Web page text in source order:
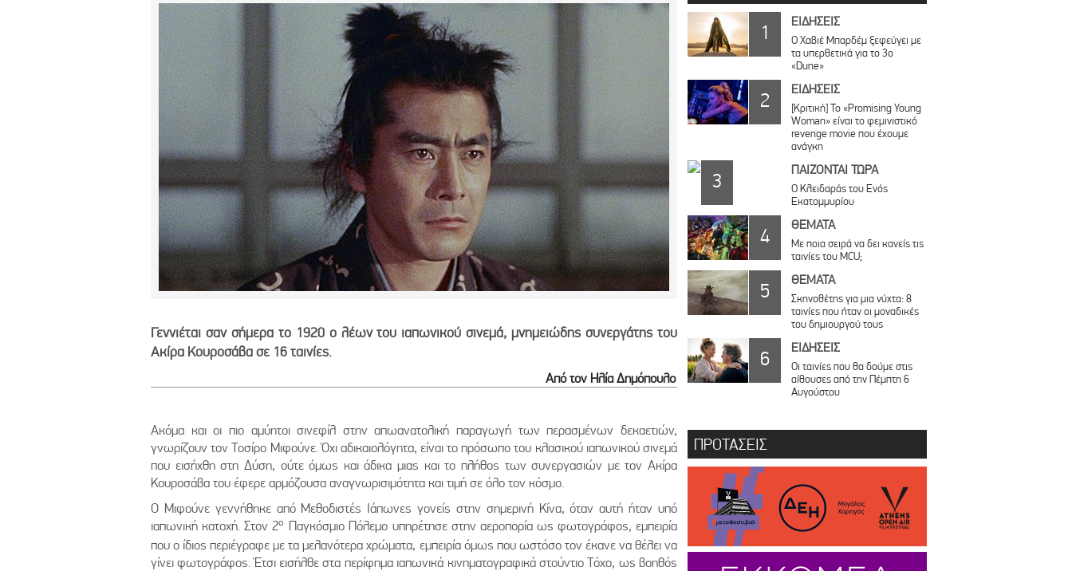
Γεννιέται σαν σήμερα το 1920 ο λέων του ιαπωνικού σινεμά, μνημειώδης συνεργάτης του
Ακίρα Κουροσάβα σε 16 ταινίες.
Από τον Ηλία Δημόπουλο
Ακόμα και οι πιο αμύητοι σινεφίλ στην απωανατολική παραγωγή των περασμένων δεκαετιών,
γνωρίζουν τον Τοσίρο Μιφούνε. Όχι αδικαιολόγητα, είναι το πρόσωπο του κλασικού ιαπωνικού σινεμά
που εισήχθη στη Δύση, ούτε όμως και άδικα μιας και το πλήθος των συνεργασιών με τον Ακίρα
Κουροσάβα του έφερε αρμόζουσα αναγνωρισιμότητα και τιμή σε όλο τον κόσμο.
Ο Μιφούνε γεννήθηκε από Μεθοδιστές Ιάπωνες γονείς στην σημερινή Κίνα, όταν αυτή ήταν υπό
ιαπωνική κατοχή. Στον 2ο Παγκόσμιο Πόλεμο υπηρέτησε στην αεροπορία ως φωτογράφος, εμπειρία
που ο ίδιος περιέγραφε με τα μελανότερα χρώματα, εμπειρία όμως που ωστόσο τον έκανε να θέλει να
γίνει φωτογράφος. Έτσι εισήλθε στα περίφημα ιαπωνικά κινηματογραφικά στούντιο Τόχο, ως βοηθός
1 ΕΙΔΗΣΕΙΣ
O Χαβιέ Μπαρδέμ ξεφεύγει με
τα υπερθετικά για το 3ο
«Dune»
2 ΕΙΔΗΣΕΙΣ
[Κριτική] Το «Promising Young
Woman» είναι το φεμινιστικό
revenge movie που έχουμε
ανάγκη
3 ΠΑΙΖΟΝΤΑΙ ΤΩΡΑ
Ο Κλειδαράς του Ενός
Εκατομμυρίου
4 ΘΕΜΑΤΑ
Με ποια σειρά να δει κανείς τις
ταινίες του MCU;
5 ΘΕΜΑΤΑ
Σκηνοθέτης για μια νύχτα: 8
ταινίες που ήταν οι μοναδικές
του δημιουργού τους
6 ΕΙΔΗΣΕΙΣ
Οι ταινίες που θα δούμε στις
αίθουσες από την Πέμπτη 6
Αυγούστου
ΠΡΟΤΑΣΕΙΣ